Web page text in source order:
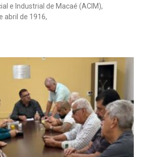
e Industrial de Macaé (ACIM),
abril de 1916,